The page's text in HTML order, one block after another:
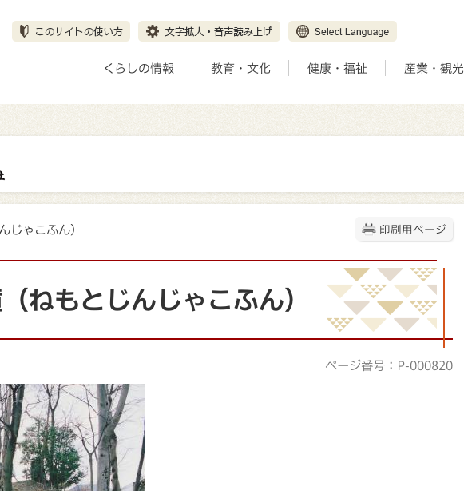
くらしの情報 教育・文化 健康・福祉 産業・観光
印刷用ページ
じゃこふん）
ねもとじんじゃこふん）
ページ番号：P-000820